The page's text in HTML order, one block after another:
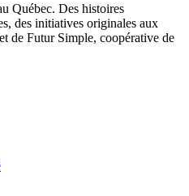
Québec. Des histoires
des initiatives originales aux
de Futur Simple, coopérative de